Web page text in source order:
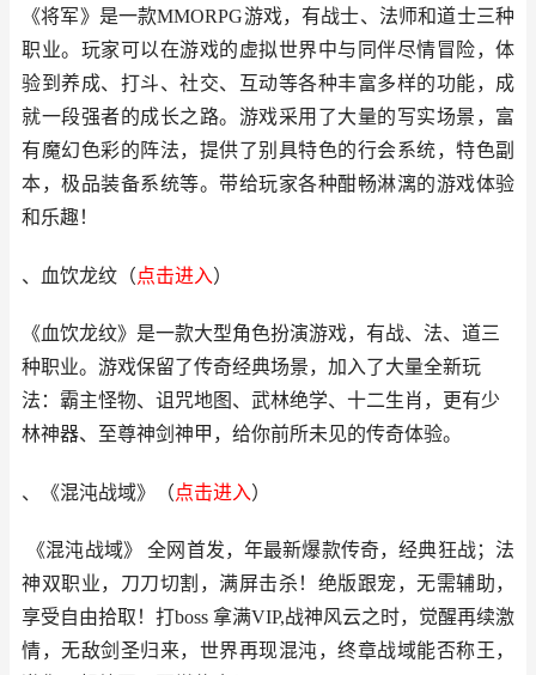
《将军》是一款MMORPG游戏，有战士、法师和道士三种
职业。玩家可以在游戏的虚拟世界中与同伴尽情冒险，体
验到养成、打斗、社交、互动等各种丰富多样的功能，成
就一段强者的成长之路。游戏采用了大量的写实场景，富
有魔幻色彩的阵法，提供了别具特色的行会系统，特色副
本，极品装备系统等。带给玩家各种酣畅淋漓的游戏体验
和乐趣！
、血饮龙纹 （点击进入）
《血饮龙纹》是一款大型角色扮演游戏，有战、法、道三
种职业。游戏保留了传奇经典场景，加入了大量全新玩
法：霸主怪物、诅咒地图、武林绝学、十二生肖，更有少
林神器、至尊神剑神甲，给你前所未见的传奇体验。
、《混沌战域》 （点击进入）
《混沌战域》 全网首发，年最新爆款传奇，经典狂战；法
神双职业，刀刀切割，满屏击杀！绝版跟宠，无需辅助，
享受自由拾取！打boss 拿满VIP,战神风云之时，觉醒再续激
情，无敌剑圣归来，世界再现混沌，终章战域能否称王，